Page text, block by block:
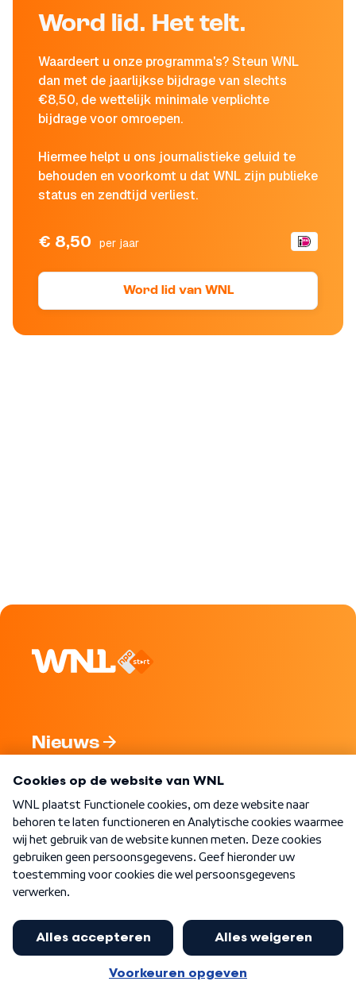
Word lid. Het telt.
Waardeert u onze programma's? Steun WNL
dan met de jaarlijkse bijdrage van slechts
€8,50, de wettelijk minimale verplichte
bijdrage voor omroepen.
Hiermee helpt u ons journalistieke geluid te
behouden en voorkomt u dat WNL zijn publieke
status en zendtijd verliest.
€ 8,50 per jaar
Word lid van WNL
Nieuws
Nieuwsbrief
Word Lid